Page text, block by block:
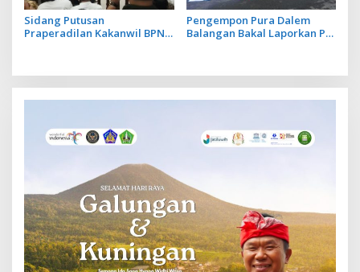
Sidang Putusan
Praperadilan Kakanwil BPN
Pengempon Pura Dalem
Balangan Bakal Laporkan PH